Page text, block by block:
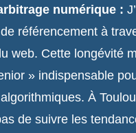
numérique :
référencement à
web. Cette longévité
» indispensable
À
de suivre les